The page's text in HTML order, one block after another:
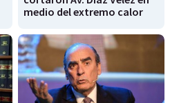
medio del extremo calor